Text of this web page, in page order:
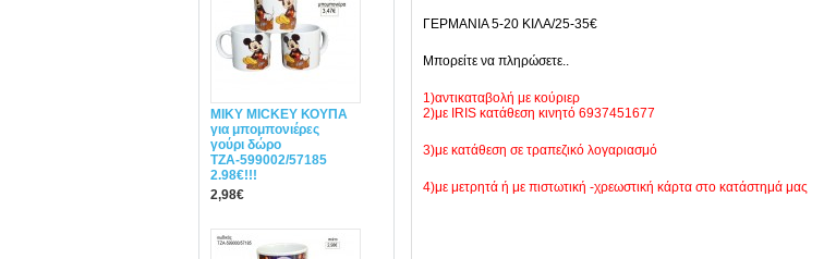
MIΚY ΜΙCKEY ΚΟΥΠΑ
για μπομπονιέρες
γούρι δώρο
ΤΖΑ-599002/57185
2.98€!!!
2,98€
ΓΕΡΜΑΝΙΑ 5-20 ΚΙΛΑ/25-35€
Mπορείτε να πληρώσετε..
1)αντικαταβολή με κούριερ
2)με IRIS κατάθεση κινητό 6937451677
3)με κατάθεση σε τραπεζικό λογαριασμό
4)με μετρητά ή με πιστωτική -χρεωστική κάρτα στο κατάστημά μας